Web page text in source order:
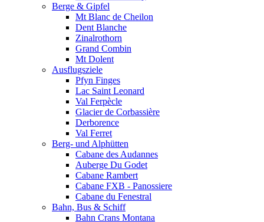
Berge & Gipfel
Mt Blanc de Cheilon
Dent Blanche
Zinalrothorn
Grand Combin
Mt Dolent
Ausflugsziele
Pfyn Finges
Lac Saint Leonard
Val Ferpècle
Glacier de Corbassière
Derborence
Val Ferret
Berg- und Alphütten
Cabane des Audannes
Auberge Du Godet
Cabane Rambert
Cabane FXB - Panossiere
Cabane du Fenestral
Bahn, Bus & Schiff
Bahn Crans Montana